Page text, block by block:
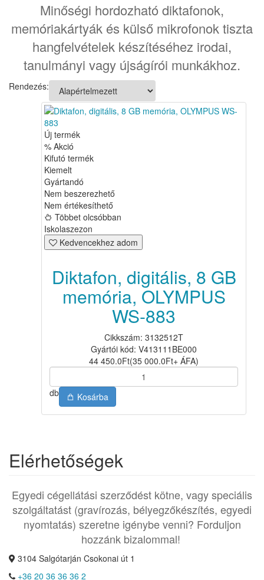
Minőségi hordozható diktafonok,
memóriakártyák és külső mikrofonok tiszta
hangfelvételek készítéséhez irodai,
tanulmányi vagy újságírói munkákhoz.
Rendezés:
Új termék
% Akció
Kifutó termék
Kiemelt
Gyártandó
Nem beszerezhető
Nem értékesíthető
Többet olcsóbban
Iskolaszezon
Kedvencekhez adom
Diktafon, digitális, 8 GB
memória, OLYMPUS
WS-883
Cikkszám: 3132512T
Gyártói kód: V413111BE000
44 450.0Ft(35 000.0Ft+ ÁFA)
db Kosárba
Elérhetőségek
Egyedi cégellátási szerződést kötne, vagy speciális
szolgáltatást (gravírozás, bélyegzőkészítés, egyedi
nyomtatás) szeretne igénybe venni? Forduljon
hozzánk bizalommal!
3104 Salgótarján Csokonai út 1
+36 20 36 36 36 2